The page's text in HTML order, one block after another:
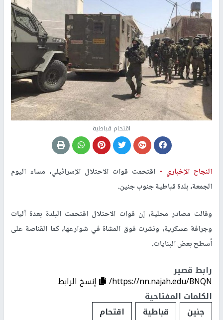
اقتحام قباطية
النجاح الإخباري - اقتحمت قوات الاحتلال الإسرائيلي، مساء اليوم
الجمعة، بلدة قباطية جنوب جنين.
وقالت مصادر محلية، إن قوات الاحتلال اقتحمت البلدة بعدة آليات
وجرافة عسكرية، ونشرت فوق المشاة في شوارعها، كما القناصة على
أسطح بعض البنايات.
رابط قصير
https://nn.najah.edu/BNQN/
إنسخ الرابط
الكلمات المفتاحية
جنين
قباطية اقتحام